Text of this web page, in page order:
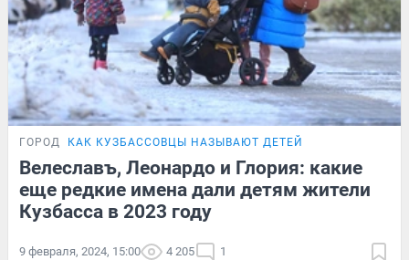
ГОРОД КАК КУЗБАССОВЦЫ НАЗЫВАЮТ ДЕТЕЙ
Велеславъ, Леонардо и Глория: какие
еще редкие имена дали детям жители
Кузбасса в 2023 году
9 февраля, 2024, 15:00 4 205 1